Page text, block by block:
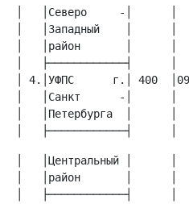
│   │Северо     -│
│   │Западный    │
│   │район       │
│ 4.│УФПС      г.│ 400
│   │Санкт      -│
│   │Петербурга  │
│   ├────────────┤
│   │Центральный │
│   │район       │